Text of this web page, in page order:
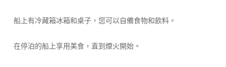
船上有冷藏箱冰箱和桌子，您可以自備食物和飲料。
在停泊的船上享用美食，直到煙火開始。